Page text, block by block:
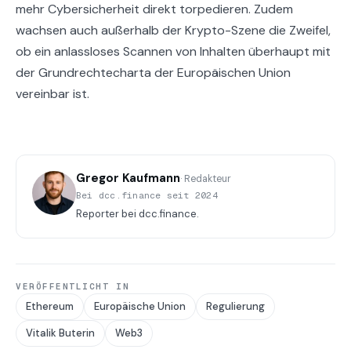
mehr Cybersicherheit direkt torpedieren. Zudem
wachsen auch außerhalb der Krypto-Szene die Zweifel,
ob ein anlassloses Scannen von Inhalten überhaupt mit
der Grundrechtecharta der Europäischen Union
vereinbar ist.
Gregor Kaufmann· Redakteur
Bei dcc.finance seit 2024
Reporter bei dcc.finance.
VERÖFFENTLICHT IN
Ethereum Europäische Union
Regulierung
Vitalik Buterin
Web3